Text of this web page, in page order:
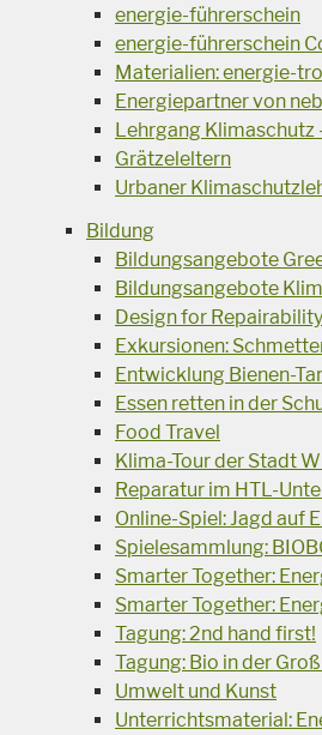
energie-führerschein
energie-führerschein
Materialien: energie-
Energiepartner von
Lehrgang Klimaschutz
Grätzeleltern
Urbaner
Bildung
Bildungsangebote
Bildungsangebote
Design for Repairability
Exkursionen:
Entwicklung Bienen-
Essen retten in der
Food Travel
Klima-Tour der Stadt
Reparatur im HTL-
Online-Spiel: Jagd auf
Spielesammlung:
Smarter Together:
Smarter Together:
Tagung: 2nd hand first!
Tagung: Bio in der
Umwelt und Kunst
Unterrichtsmaterial: